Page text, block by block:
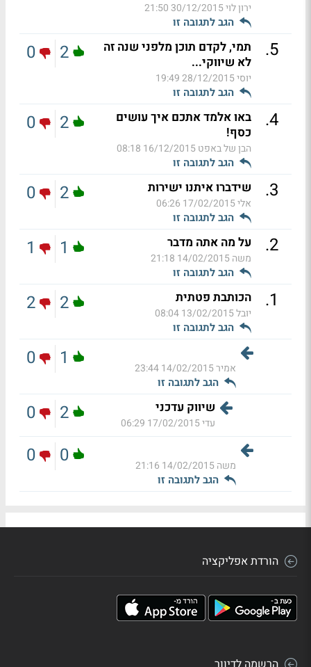
ירון לוי30/12/2015 21:50
הגב לתגובה זו
5
.
תמי, לקדם תוכן מלפני שנה זה
לא שיווקי...
יוסי28/12/2015 19:49
הגב לתגובה זו
2
0
4
.
באו אלמד אתכם איך עושים
כסף!
הבן של באפט16/12/2015 08:18
הגב לתגובה זו
2
0
3
. שידברו איתנו ישירות
אלי17/02/2015 06:26
הגב לתגובה זו
2
0
2
. על מה אתה מדבר
משה14/02/2015 21:18
הגב לתגובה זו
1
1
1
. הכותבת פטתית
יובל13/02/2015 08:04
הגב לתגובה זו
2
2
אמיר14/02/2015 23:44
הגב לתגובה זו
1
0
שיווק עדכני
עדי17/02/2015 06:29
2
0
משה14/02/2015 21:16
הגב לתגובה זו
0
0
הורדת אפליקציה